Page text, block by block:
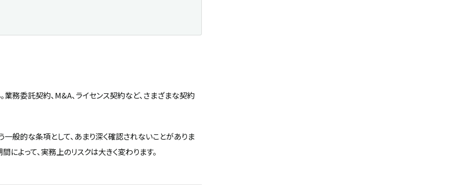
務委託契約、M&A、ライセンス契約など、さまざまな契約
一般的な条項として、あまり深く確認されないことがありま
よって、実務上のリスクは大きく変わります。